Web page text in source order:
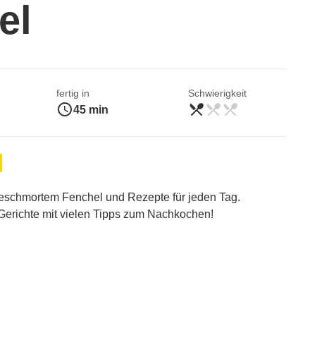
fertig in
access_time45 min
Schwierigkeit
leicht
restaurant_menu restaurant_menu restaurant_menu
Fenchel und Rezepte für jeden Tag.
mit vielen Tipps zum Nachkochen!